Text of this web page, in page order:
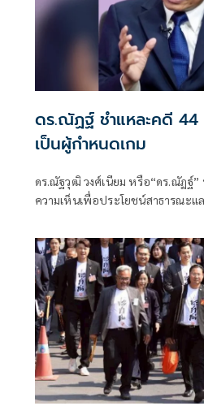
ดร.ณัฏฐ์ ชำแหละคดี 44
เป็นผู้กำหนดเกม
ดร.ณัฐวุฒิ วงศ์เนียม หรือ“ดร.ณัฏฐ์
ความเห็นเพื่อประโยชน์สาธารณะแ